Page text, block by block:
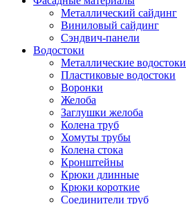
Металлический сайдинг
Виниловый сайдинг
Сэндвич-панели
Водостоки
Металлические водостоки
Пластиковые водостоки
Воронки
Желоба
Заглушки желоба
Колена труб
Хомуты трубы
Колена стока
Кронштейны
Крюки длинные
Крюки короткие
Соединители труб